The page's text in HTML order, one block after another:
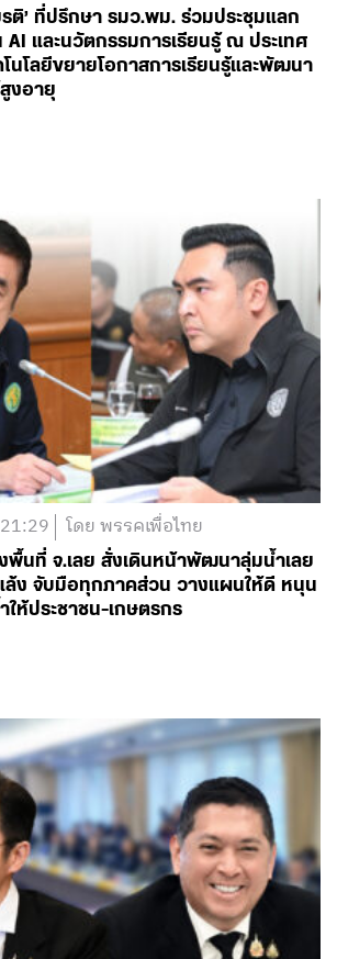
ติ’ ที่ปรึกษา รมว.พม. ร่วมประชุมแลก
AI และนวัตกรรมการเรียนรู้ ณ ประเทศ
โนโลยีขยายโอกาสการเรียนรู้และพัฒนา
งอายุ
โดย พรรคเพื่อไทย
งพื้นที่ จ.เลย สั่งเดินหน้าพัฒนาลุ่มน้ำเลย
ง จับมือทุกภาคส่วน วางแผนให้ดี หนุน
ห้ประชาชน-เกษตรกร